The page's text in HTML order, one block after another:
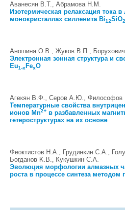
Аванесян В.Т., Абрамова Н.М.
Изотермическая релаксация тока
монокристаллах силленита Bi12SiO
Аношина О.В., Жуков В.П.,
Электронная зонная структура и
Eu1-x FexO
Агекян В.Ф., Серов А.Ю., Философов
Температурные свойства
ионов Mn2+ в разбавленных
гетероструктурах на их основе
Феоктистов Н.А., Грудинкин С.А.,
Богданов K.В., Кукушкин C.A.
Эволюция морфологии алмазных
роста в процессе синтеза методом